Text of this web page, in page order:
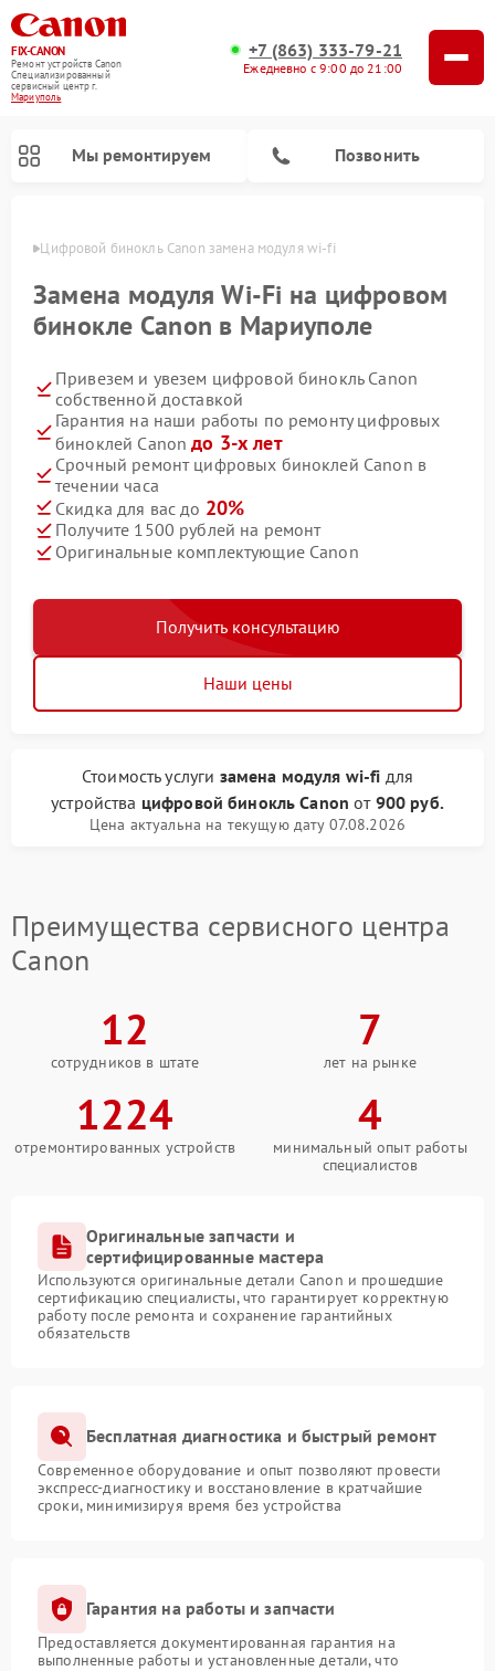
FIX-CANON
Ремонт устройств Canon
Специализированный
cервисный центр г.
Мариуполь
+7 (863) 333-79-21
Ежедневно с 9:00 до 21:00
Мы ремонтируем Позвонить
Цифровой бинокль Canon замена модуля wi-fi
Замена модуля Wi-Fi на цифровом
бинокле Canon в Мариуполе
Привезем и увезем цифровой бинокль Canon
собственной доставкой
Гарантия на наши работы по ремонту цифровых
биноклей Canonдо 3-х лет
Срочный ремонт цифровых биноклей Canon в
течении часа
Скидка для вас до 20%
Получите 1500 рублей на ремонт
Оригинальные комплектующие Canon
Получить консультацию
Наши цены
Стоимость услуги замена модуля wi-fi для
устройства цифровой бинокль Canon от 900 руб.
Цена актуальна на текущую дату 07.08.2026
Преимущества сервисного центра
Canon
12
сотрудников в штате
7
лет на рынке
1224
отремонтированных устройств
4
минимальный опыт работы
специалистов
Оригинальные запчасти и
сертифицированные мастера
Используются оригинальные детали Canon и прошедшие
сертификацию специалисты, что гарантирует корректную
работу после ремонта и сохранение гарантийных
обязательств
Бесплатная диагностика и быстрый ремонт
Современное оборудование и опыт позволяют провести
экспресс-диагностику и восстановление в кратчайшие
сроки, минимизируя время без устройства
Гарантия на работы и запчасти
Предоставляется документированная гарантия на
выполненные работы и установленные детали, что